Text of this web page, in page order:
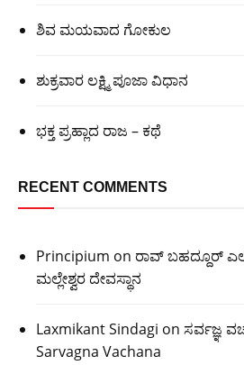
ಶಿವ ಮಯವಾದ ಗೋಕುಲ
ಶುಕ್ರವಾರ ಲಕ್ಷ್ಮಿ ಪೂಜಾ ವಿಧಾನ
ಭಕ್ತ ಪ್ರಹ್ಲಾದ ರಾಜ – ಕಥೆ
RECENT COMMENTS
Principium on ರಾವ್ ಬಹದ್ದೂರ್ ಎಲೆ
ಮಲ್ಲೇಶ್ವರ ದೇವಸ್ಥಾನ
Laxmikant Sindagi on ಸರ್ವಜ್ಞ
Sarvagna Vachana